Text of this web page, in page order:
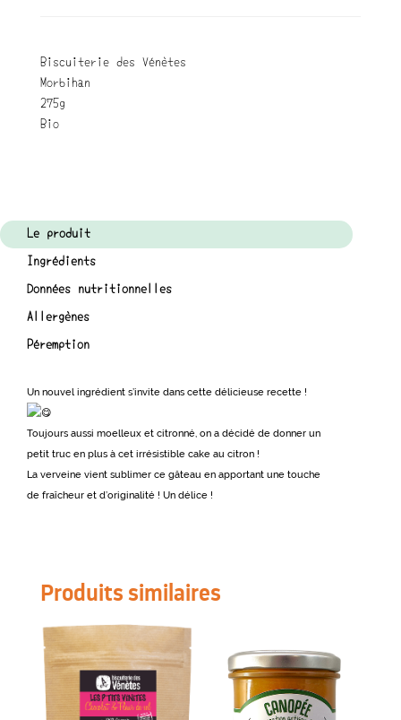
Biscuiterie des Vénètes
Morbihan
275g
Bio
Le produit
Ingrédients
Données nutritionnelles
Allergènes
Péremption
Un nouvel ingrédient s’invite dans cette délicieuse recette !
Toujours aussi moelleux et citronné, on a décidé de donner un
petit truc en plus à cet irrésistible cake au citron !
La verveine vient sublimer ce gâteau en apportant une touche
de fraîcheur et d’originalité ! Un délice !
Produits similaires